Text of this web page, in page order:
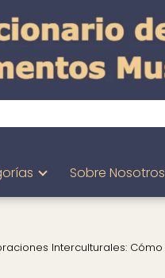
Sobre Nosotros
Interculturales: